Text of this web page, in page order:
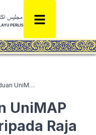
Lagi 424 Graduan UniMAP Terima Ijazah Daripada Raja Puan Muda
UniMAP
Raja